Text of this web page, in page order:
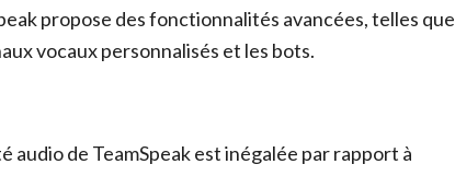
propose des fonctionnalités avancées, telles que
vocaux personnalisés et les bots.
audio de TeamSpeak est inégalée par rapport à